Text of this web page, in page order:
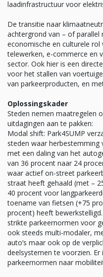
laadinfrastructuur voor
De transitie naar
achtergrond van – of parallel
economische en culturele rol
telewerken, e-commerce en
sector. Ook hier is een
voor het stallen van
van parkeerproducten, en
Oplossingskader
Steden nemen maatregelen
uitdagingen aan te pakken:
Modal shift: Park4SUMP
steden waar
met een daling van het
van 36 procent naar 24
waar actief on-street
straat heeft gehaald (met –
40 procent voor
toename van fietsen (+75
procent) heeft
strikte parkeernormen voor
ook steeds multi-modaler,
auto’s maar ook op de
deelsystemen te voorzien. Er
parkeernormen naar